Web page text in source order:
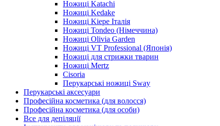
Ножиці Katachi
Ножиці Kedake
Ножиці Kiepe Італія
Ножиці Tondeo (Німеччина)
Ножиці Olivia Garden
Ножиці VT Professional (Японія)
Ножиці для стрижки тварин
Ножиці Mertz
Cisoria
Перукарські ножиці Sway
Перукарські аксесуари
Професійна косметика (для волосся)
Професійна косметика (для особи)
Все для депіляції